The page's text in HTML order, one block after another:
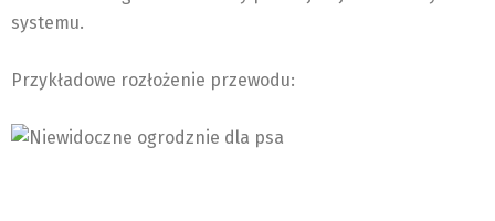
systemu.
Przykładowe rozłożenie przewodu: